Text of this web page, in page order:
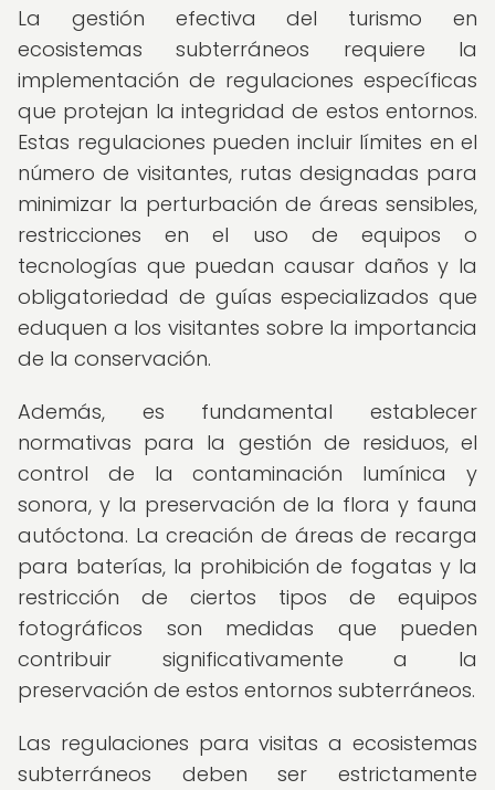
La gestión efectiva del turismo en
ecosistemas subterráneos requiere la
implementación de regulaciones específicas
que protejan la integridad de estos entornos.
Estas regulaciones pueden incluir límites en el
número de visitantes, rutas designadas para
minimizar la perturbación de áreas sensibles,
restricciones en el uso de equipos o
tecnologías que puedan causar daños y la
obligatoriedad de guías especializados que
eduquen a los visitantes sobre la importancia
de la conservación.
Además, es fundamental establecer
normativas para la gestión de residuos, el
control de la contaminación lumínica y
sonora, y la preservación de la flora y fauna
autóctona. La creación de áreas de recarga
para baterías, la prohibición de fogatas y la
restricción de ciertos tipos de equipos
fotográficos son medidas que pueden
contribuir significativamente a la
preservación de estos entornos subterráneos.
Las regulaciones para visitas a ecosistemas
subterráneos deben ser estrictamente